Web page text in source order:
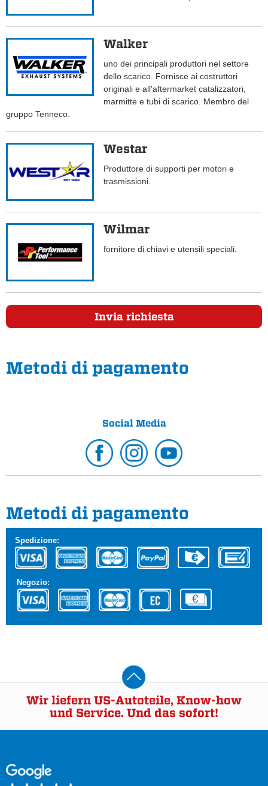
Walker
uno dei principali produttori nel settore
dello scarico. Fornisce ai costruttori
originali e all'aftermarket catalizzatori,
marmitte e tubi di scarico. Membro del
gruppo Tenneco.
Westar
Produttore di supporti per motori e
trasmissioni.
Wilmar
fornitore di chiavi e utensili speciali.
Invia richiesta
Metodi di pagamento
Social Media
Metodi di pagamento
Spedizione:
Negozio:
Wir liefern US-Autoteile, Know-how
und Service. Und das sofort!